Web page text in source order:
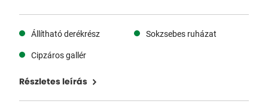
Állítható derékrész
Sokzsebes ruházat
Cipzáros gallér
Részletes leírás